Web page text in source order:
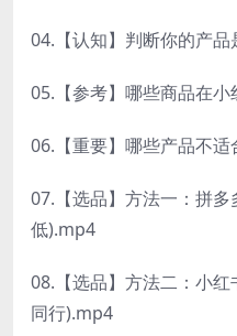
04.【认知】判断你的产
05.【参考】哪些商品在
06.【重要】哪些产品不
07.【选品】方法一：拼
低).mp4
08.【选品】方法二：小
同行).mp4